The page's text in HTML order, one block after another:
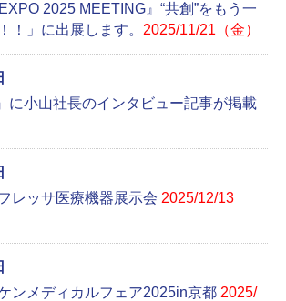
2025 MEETING』“共創”をもう一
！」に出展します。 2025/11/21（金）
に小山社長のインタビュー記事が掲載
レッサ医療機器展示会 2025/12/13
ンメディカルフェア2025in京都 2025/